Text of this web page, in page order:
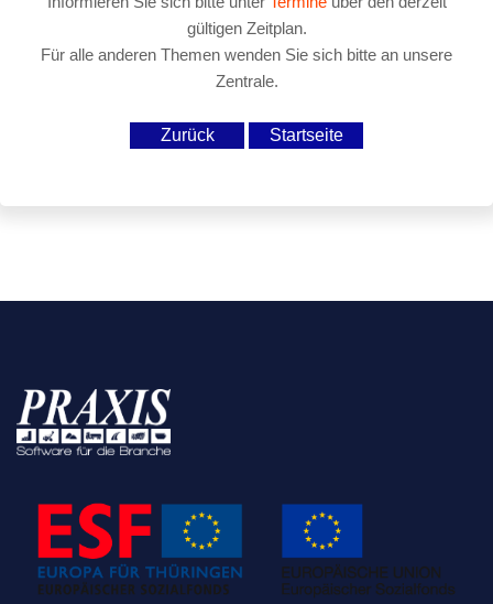
gültigen Zeitplan.
Für alle anderen Themen wenden Sie sich bitte an unsere
Zentrale.
Zurück Startseite